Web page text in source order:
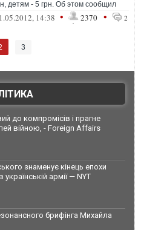
детям - 5 грн. Об этом сообщил
в с...14:38 • 2370 • 2
3
до компромісів і прагне
війною, - Foreign Affairs
знаменує кінець епохи
українській армії — NYT
брифінга Михайла